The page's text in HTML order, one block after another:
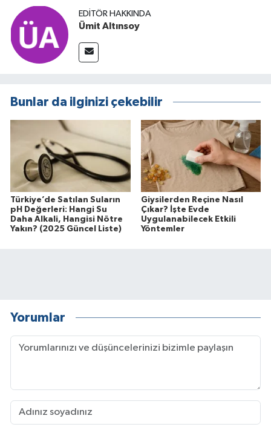
EDITÖR HAKKINDA
Ümit Altınsoy
Bunlar da ilginizi çekebilir
Türkiye’de Satılan Suların
pH Değerleri: Hangi Su
Daha Alkali, Hangisi Nötre
Yakın? (2025 Güncel Liste)
Giysilerden Reçine Nasıl
Çıkar? İşte Evde
Uygulanabilecek Etkili
Yöntemler
Yorumlar